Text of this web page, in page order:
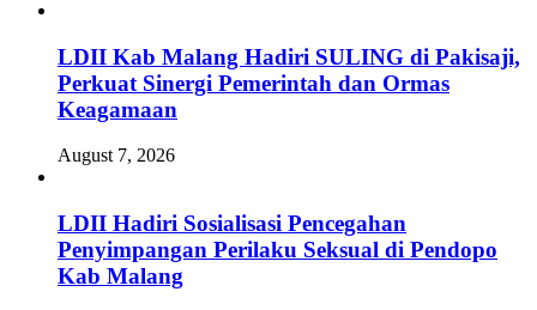
LDII Kab Malang Hadiri SULING di Pakisaji,
Perkuat Sinergi Pemerintah dan Ormas
Keagamaan
August 7, 2026
LDII Hadiri Sosialisasi Pencegahan
Penyimpangan Perilaku Seksual di Pendopo
Kab Malang